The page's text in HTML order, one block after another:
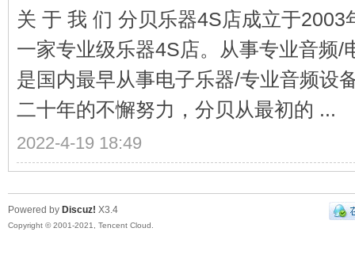
Ro
关 于 我 们 分贝乐器4S店成立于2003
一家专业级乐器4S店。从事专业音频/
是国内最早从事电子乐器/专业音频设
二十年的不懈努力，分贝从最初的 ...
2022-4-19 18:49
Powered by Discuz! X3.4
Copyright © 2001-2021, Tencent Cloud.